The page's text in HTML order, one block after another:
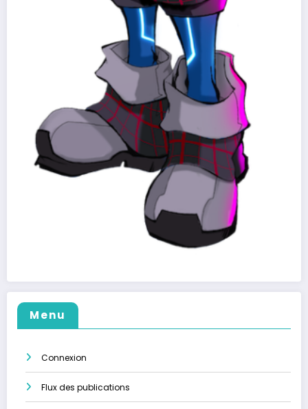
Menu
Connexion
Flux des publications